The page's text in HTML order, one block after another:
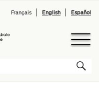
Français English Español